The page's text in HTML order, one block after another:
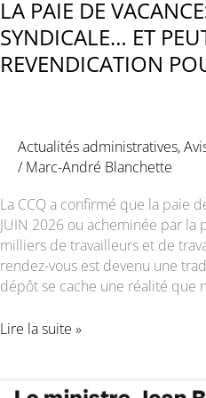
LA PAIE DE
SYNDICALE… ET
REVENDICATION
Actualités administratives,
/Marc-André Blanchette
La CCQ a confirmé que la paie
JUIN 2026 ou acheminée par la
milliers de travailleurs et de
rendez-vous est devenu une
dépôt se cache une réalité que
LA
VACANCES
Lire la suite »